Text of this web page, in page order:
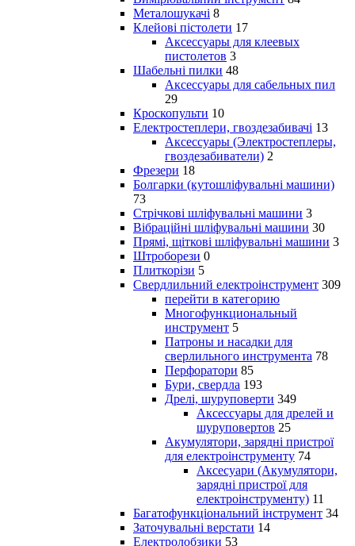
Металошукачі 8
Клейові пістолети 17
Аксессуары для клеевых
пистолетов 3
Шабельні пилки 48
Аксессуары для сабельных пил
29
Кроскопульти 10
Електростеплери, гвоздезабивачі 13
Аксессуары (Электростеплеры,
гвоздезабиватели) 2
Фрезери 18
Болгарки (кутошліфувальні машини)
73
Стрічкові шліфувальні машини 3
Вібраційні шліфувальні машини 30
Прямі, щіткові шліфувальні машини 3
Штроборези 0
Плиткорізи 5
Свердлильний електроінструмент 309
перейти в категорию
Многофункциональный
инструмент 5
Патроны и насадки для
сверлильного инструмента 78
Перфоратори 85
Бури, свердла 193
Дрелі, шуруповерти 349
Аксессуары для дрелей и
шуруповертов 25
Акумулятори, зарядні пристрої
для електроінструменту 74
Аксесуари (Акумулятори,
зарядні пристрої для
електроінструменту) 11
Багатофункціональний інструмент 34
Заточувальні верстати 14
Електролобзики 53